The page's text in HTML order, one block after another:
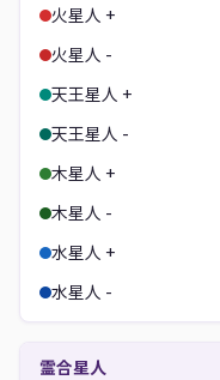
火星人 +
火星人 -
天王星人 +
天王星人 -
木星人 +
木星人 -
水星人 +
水星人 -
霊合星人